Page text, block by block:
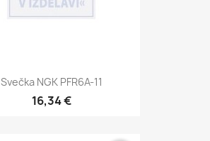
Svečka NGK PFR6A-11
16,34 €